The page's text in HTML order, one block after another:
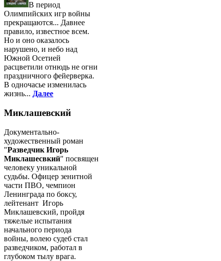
В период
Олимпийских игр войны
прекращаются... Давнее
правило, известное всем.
Но и оно оказалось
нарушено, и небо над
Южной Осетией
расцветили отнюдь не огни
праздничного фейерверка.
В одночасье изменилась
жизнь... Далее
Миклашевский
Документально-
художественный роман
"Разведчик Игорь
Миклашесвкий" посвящен
человеку уникальной
судьбы. Офицер зенитной
части ПВО, чемпион
Ленинграда по боксу,
лейтенант Игорь
Миклашевский, пройдя
тяжелые испытания
начального периода
войны, волею судеб стал
разведчиком, работал в
глубоком тылу врага.